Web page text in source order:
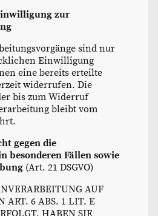
zur
sind nur
Einwilligung
eine bereits erteilte
widerrufen. Die
bis zum Widerruf
bleibt vom
gegen die
besonderen Fällen sowie
(Art. 21 DSGVO)
AUF
ART. 6 ABS. 1 LIT. E